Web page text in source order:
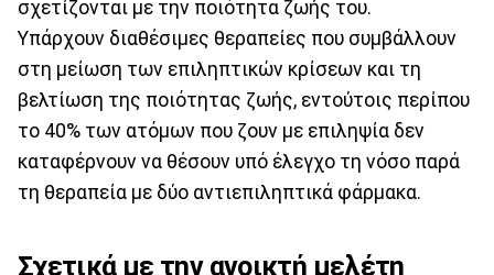
σχετίζονται με την ποιότητα ζωής του.
Υπάρχουν διαθέσιμες θεραπείες που συμβάλλουν
στη μείωση των επιληπτικών κρίσεων και τη
βελτίωση της ποιότητας ζωής, εντούτοις περίπου
το 40% των ατόμων που ζουν με επιληψία δεν
καταφέρνουν να θέσουν υπό έλεγχο τη νόσο παρά
τη θεραπεία με δύο αντιεπιληπτικά φάρμακα.
Σχετικά με την ανοικτή μελέτη